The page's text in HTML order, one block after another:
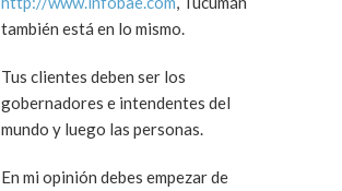
también está en lo mismo.
Tus clientes deben ser los
gobernadores e intendentes del
mundo y luego las personas.
En mi opinión debes empezar de